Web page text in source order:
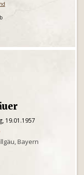
19.01.1957
Bayern